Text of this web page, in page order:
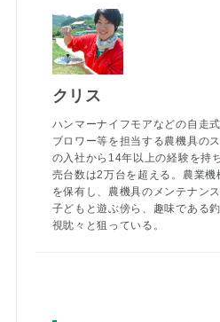
補修部品
レンタル
ブログ
利用ガイド FAQ
クリス
ハンマーナイフモアなどの自走
ブロワー等を担当する農機具の
の入社から14年以上の経験を持
売台数は2万台を超える。農業
を保有し、農機具のメンテナン
子どもと遊ぶ傍ら、趣味である
視眈々と狙っている。